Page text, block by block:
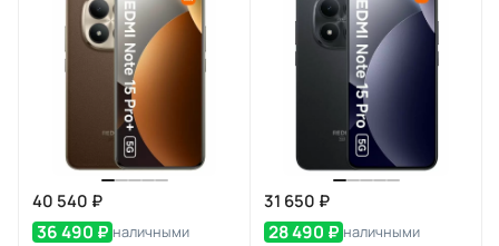
40 540 ₽
36 490 ₽ наличными
31 650 ₽
28 490 ₽ наличными